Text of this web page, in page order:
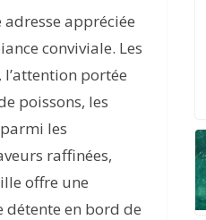
appréciée
conviviale. Les
portée
poissons, les
les
raffinées,
offre une
en bord de